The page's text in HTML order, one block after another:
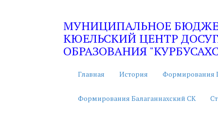
МУНИЦИПАЛЬНОЕ
КЮЕЛЬСКИЙ ЦЕНТР
ОБРАЗОВАНИЯ
Главная История Формирования
Формирования Балаганнахский СК